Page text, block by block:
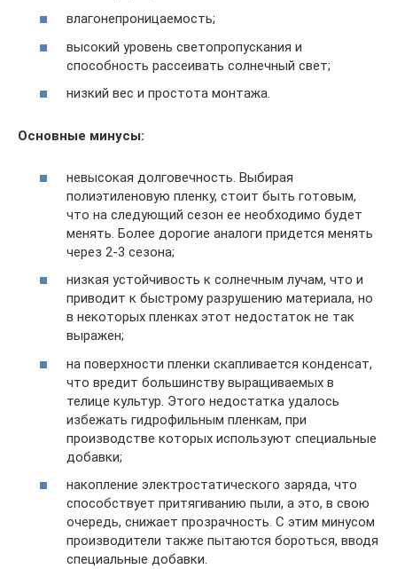
влагонепроницаемость;
высокий уровень светопропускания и
способность рассеивать солнечный свет;
низкий вес и простота монтажа.
Основные минусы:
невысокая долговечность. Выбирая
полиэтиленовую пленку, стоит быть готовым,
что на следующий сезон ее необходимо будет
менять. Более дорогие аналоги придется менять
через 2-3 сезона;
низкая устойчивость к солнечным лучам, что и
приводит к быстрому разрушению материала, но
в некоторых пленках этот недостаток не так
выражен;
на поверхности пленки скапливается конденсат,
что вредит большинству выращиваемых в
телице культур. Этого недостатка удалось
избежать гидрофильным пленкам, при
производстве которых используют специальные
добавки;
накопление электростатического заряда, что
способствует притягиванию пыли, а это, в свою
очередь, снижает прозрачность. С этим минусом
производители также пытаются бороться, вводя
специальные добавки.